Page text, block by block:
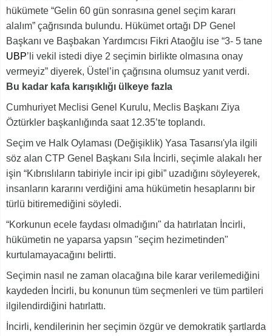
hükümete “Gelin 60 gün sonrasına genel seçim kararı
alalım” çağrısında bulundu. Hükümet ortağı DP Genel
Başkanı ve Başbakan Yardımcısı Fikri Ataoğlu ise “3- 5 tane
UBP’li vekil istedi diye 2 seçimin birlikte olmasına onay
vermeyiz” diyerek, Üstel’in çağrısına olumsuz yanıt verdi.
Bu kadar kafa karışıklığı ülkeye fazla
Cumhuriyet Meclisi Genel Kurulu, Meclis Başkanı Ziya
Öztürkler başkanlığında saat 12.35’te toplandı.
Seçim ve Halk Oylaması (Değişiklik) Yasa Tasarısı'yla ilgili
söz alan CTP Genel Başkanı Sıla İncirli, seçimle alakalı her
işin “Kıbrıslıların tabiriyle incir ipi gibi” uzadığını söyleyerek,
insanların kararını verdiğini ama hükümetin hesaplarını bir
türlü bitiremediğini söyledi.
“Korkunun ecele faydası olmadığını" da hatırlatan İncirli,
hükümetin ne yaparsa yapsın "seçim hezimetinden"
kurtulamayacağını belirtti.
Seçimin nasıl ne zaman olacağına bile karar verilemediğini
kaydeden İncirli, bu konunun tüm seçmenleri ve tüm partileri
ilgilendirdiğini hatırlattı.
İncirli, kendilerinin her seçimin özgür ve demokratik şartlarda